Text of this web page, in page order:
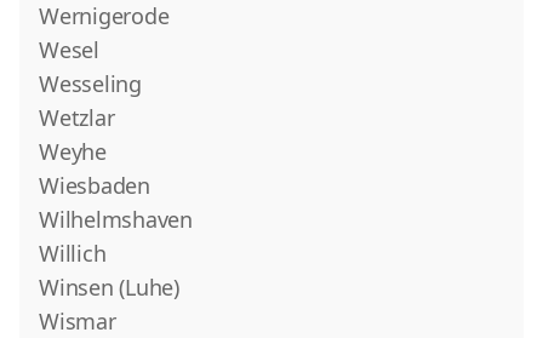
Wernigerode
Wesel
Wesseling
Wetzlar
Weyhe
Wiesbaden
Wilhelmshaven
Willich
Winsen (Luhe)
Wismar